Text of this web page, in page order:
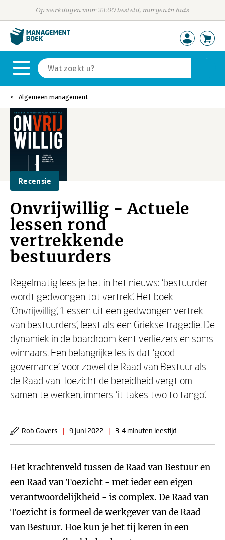
Op werkdagen voor 23:00 besteld, morgen in huis
Algemeen management
Recensie
Onvrijwillig - Actuele
lessen rond
vertrekkende
bestuurders
Regelmatig lees je het in het nieuws: ‘bestuurder
wordt gedwongen tot vertrek’. Het boek
‘Onvrijwillig’, ‘Lessen uit een gedwongen vertrek
van bestuurders’, leest als een Griekse tragedie. De
dynamiek in de boardroom kent verliezers en soms
winnaars. Een belangrijke les is dat ‘good
governance’ voor zowel de Raad van Bestuur als
de Raad van Toezicht de bereidheid vergt om
samen te werken, immers ‘it takes two to tango’.
Rob Govers | 9 juni 2022 | 3-4 minuten leestijd
Het krachtenveld tussen de Raad van Bestuur en
een Raad van Toezicht - met ieder een eigen
verantwoordelijkheid - is complex. De Raad van
Toezicht is formeel de werkgever van de Raad
van Bestuur. Hoe kun je het tij keren in een